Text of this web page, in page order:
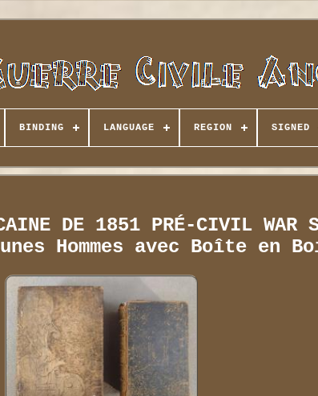
BINDING LANGUAGE REGION SIGNED
DE 1851 PRÉ-CIVIL
Hommes avec Boîte en